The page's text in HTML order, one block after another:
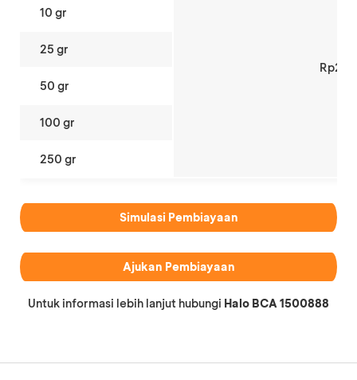
10 gr
25 gr
50 gr
100 gr
250 gr
Simulasi Pembiayaan
Ajukan Pembiayaan
Untuk informasi lebih lanjut hubungi Halo BCA 1500888